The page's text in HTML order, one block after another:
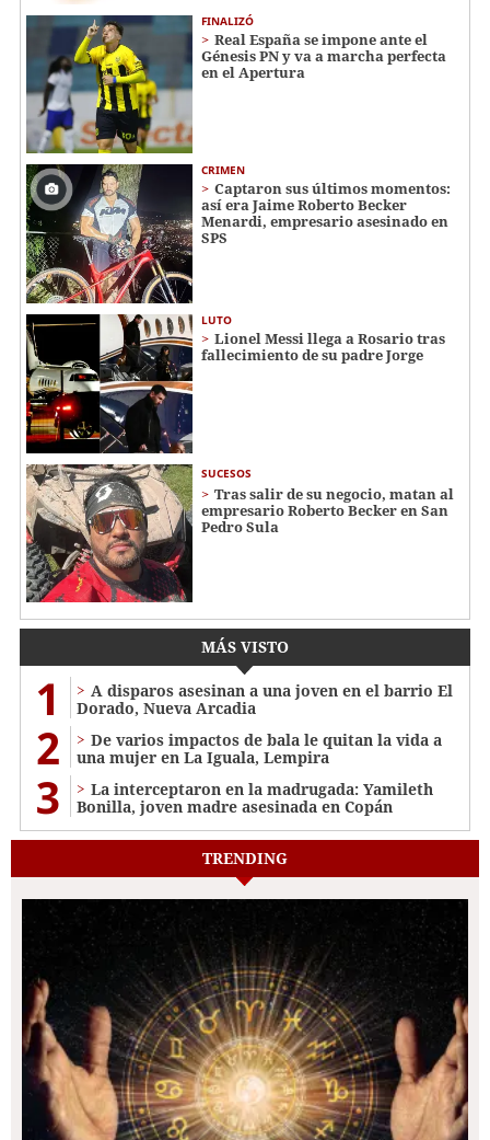
FINALIZÓ
Real España se impone ante el
Génesis PN y va a marcha perfecta
en el Apertura
CRIMEN
Captaron sus últimos momentos:
así era Jaime Roberto Becker
Menardi​​​, empresario asesinado en
SPS
LUTO
Lionel Messi llega a Rosario tras
fallecimiento de su padre Jorge
SUCESOS
Tras salir de su negocio, matan al
empresario Roberto Becker en San
Pedro Sula
MÁS VISTO
1
A disparos asesinan a una joven en el barrio El
Dorado, Nueva Arcadia
2
De varios impactos de bala le quitan la vida a
una mujer en La Iguala, Lempira
3
La interceptaron en la madrugada: Yamileth
Bonilla, joven madre asesinada en Copán
TRENDING